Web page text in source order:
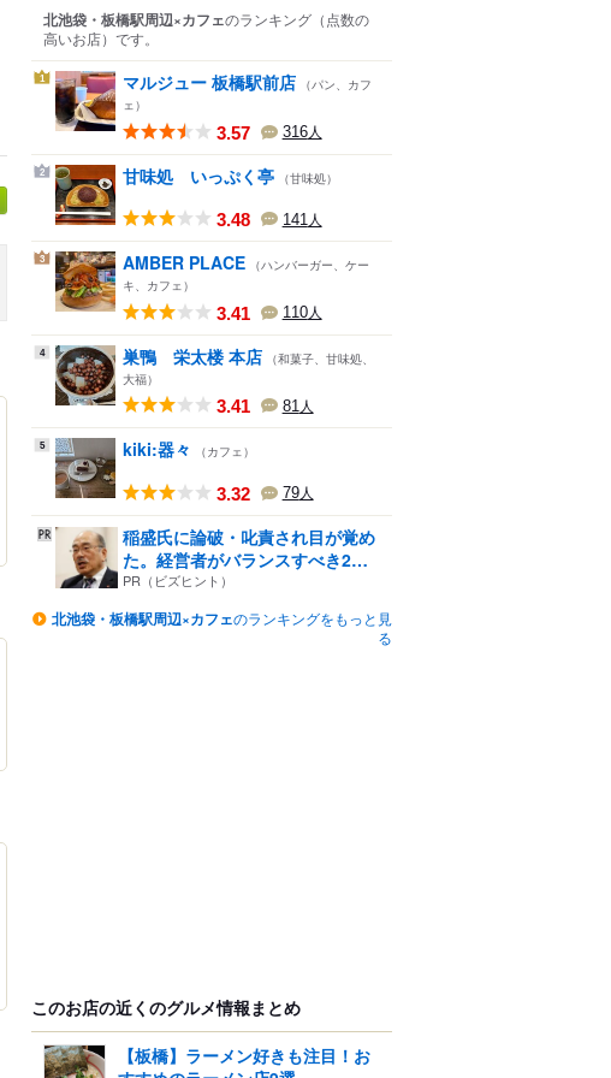
北池袋・板橋駅周辺×カフェのランキング （点数の
高いお店） です。
1 マルジュー 板橋駅前店 （パン、カフ
ェ）
3.57 316人
2 甘味処 いっぷく亭 （甘味処）
3.48 141 人
3 AMBER PLACE （ハンバーガー、ケー
キ、カフェ）
3.41 110人
4 巣鴨 栄太楼 本店 （和菓子、甘味処、
大福）
3.41 81 人
5 kiki:器々 （カフェ）
3.32 79人
稲盛氏に論破・叱責され目が覚め
た。経営者がバランスすべき2
つ...
PR（ビズヒント）
北池袋・板橋駅周辺×カフェのランキングをもっと見
る
このお店の近くのグルメ情報まとめ
【板橋】ラーメン好きも注目！お